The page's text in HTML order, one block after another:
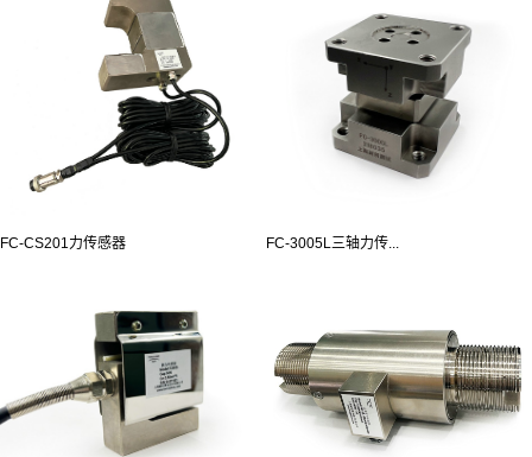
FC-CS201力传感器 FC-3005L三轴力传...